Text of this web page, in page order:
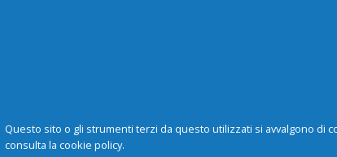
Questo sito o gli strumenti terzi da questo utilizzati si avvalgono di
consulta la cookie policy.